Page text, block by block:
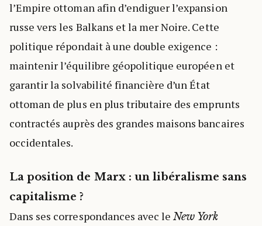
l’Empire ottoman afin d’endiguer l’expansion
russe vers les Balkans et la mer Noire. Cette
politique répondait à une double exigence :
maintenir l’équilibre géopolitique européen et
garantir la solvabilité financière d’un État
ottoman de plus en plus tributaire des emprunts
contractés auprès des grandes maisons bancaires
occidentales.
La position de Marx : un libéralisme sans
capitalisme ?
Dans ses correspondances avec leNew York